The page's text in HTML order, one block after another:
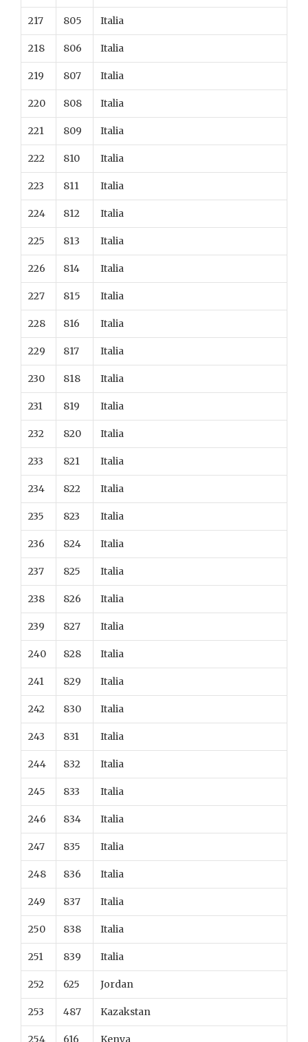
217 805 Italia
218 806 Italia
219 807 Italia
220 808 Italia
221 809 Italia
222 810 Italia
223 811 Italia
224 812 Italia
225 813 Italia
226 814 Italia
227 815 Italia
228 816 Italia
229 817 Italia
230 818 Italia
231 819 Italia
232 820 Italia
233 821 Italia
234 822 Italia
235 823 Italia
236 824 Italia
237 825 Italia
238 826 Italia
239 827 Italia
240 828 Italia
241 829 Italia
242 830 Italia
243 831 Italia
244 832 Italia
245 833 Italia
246 834 Italia
247 835 Italia
248 836 Italia
249 837 Italia
250 838 Italia
251 839 Italia
252 625 Jordan
253 487 Kazakstan
254 616 Kenya